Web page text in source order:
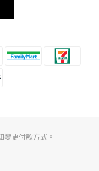
更付款方式。